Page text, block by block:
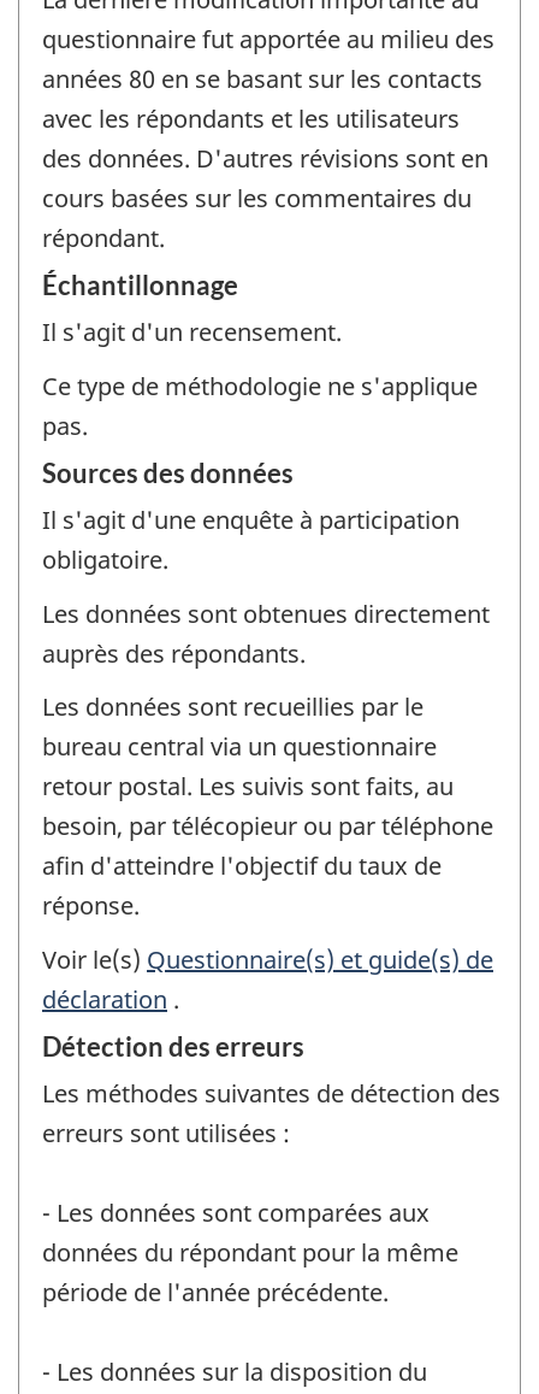
questionnaire fut apportée au milieu des
années 80 en se basant sur les contacts
avec les répondants et les utilisateurs
des données. D'autres révisions sont en
cours basées sur les commentaires du
répondant.
Échantillonnage
Il s'agit d'un recensement.
Ce type de méthodologie ne s'applique
pas.
Sources des données
Il s'agit d'une enquête à participation
obligatoire.
Les données sont obtenues directement
auprès des répondants.
Les données sont recueillies par le
bureau central via un questionnaire
retour postal. Les suivis sont faits, au
besoin, par télécopieur ou par téléphone
afin d'atteindre l'objectif du taux de
réponse.
Voir le(s) Questionnaire(s) et guide(s) de
déclaration .
Détection des erreurs
Les méthodes suivantes de détection des
erreurs sont utilisées :
- Les données sont comparées aux
données du répondant pour la même
période de l'année précédente.
- Les données sur la disposition du